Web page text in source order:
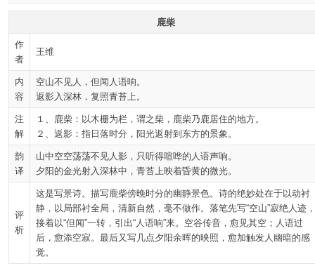
鹿柴
作
者
王维
内
容
空山不见人，但闻人语响。
返影入深林，复照青苔上。
注
解
１、鹿柴：以木栅为栏，谓之柴，鹿柴乃鹿居住的地方。
２、返影：指日落时分，阳光返射到东方的景象。
韵
译
山中空空荡荡不见人影，只听得喧哗的人语声响。
夕阳的金光射入深林中，青苔上映着昏黄的微光。
评
析
这是写景诗。描写鹿柴傍晚时分的幽静景色。诗的绝妙处在于以动衬
静，以局部衬全局，清新自然，毫不做作。落笔先写“空山”寂绝人迹，
接着以“但闻”一转，引出“人语响”来。空谷传音，愈见其空；人语过
后，愈添空寂。最后又写几点夕阳余晖的映照，愈加触发人幽暗的感
觉。